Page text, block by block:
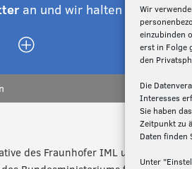
Wir
einzubinden
erst in Folge
den
Die
Interesses
Sie haben
Zeitpunkt zu
Daten finden
Unter
an und wir halten Sie auf
P
des Fraunhofer IML und ein